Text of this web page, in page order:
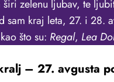
zelenu ljubav, te
sam kraj leta, 27. i 28.
što su: Regal, Lea
– 27. avgusta